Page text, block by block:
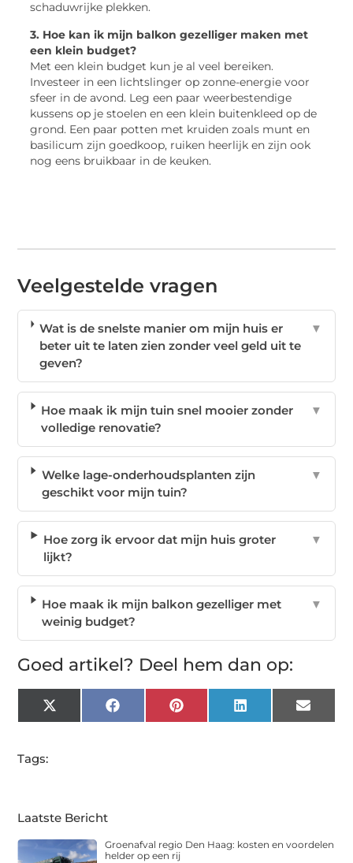
schaduwrijke plekken.
3. Hoe kan ik mijn balkon gezelliger maken met
een klein budget?
Met een klein budget kun je al veel bereiken.
Investeer in een lichtslinger op zonne-energie voor
sfeer in de avond. Leg een paar weerbestendige
kussens op je stoelen en een klein buitenkleed op de
grond. Een paar potten met kruiden zoals munt en
basilicum zijn goedkoop, ruiken heerlijk en zijn ook
nog eens bruikbaar in de keuken.
Veelgestelde vragen
Wat is de snelste manier om mijn huis er
beter uit te laten zien zonder veel geld uit te
geven?
▼
Hoe maak ik mijn tuin snel mooier zonder
volledige renovatie?
▼
Welke lage-onderhoudsplanten zijn
geschikt voor mijn tuin?
▼
Hoe zorg ik ervoor dat mijn huis groter
lijkt?
▼
Hoe maak ik mijn balkon gezelliger met
weinig budget?
▼
Goed artikel? Deel hem dan op:
X
(Twitter)
FacebookPinterest LinkedIn Email
Tags:
Laatste Bericht
Groenafval regio Den Haag: kosten en voordelen
helder op een rij